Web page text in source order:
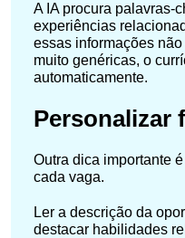
A IA procura palavras-
experiências
essas informações
muito genéricas, o
automaticamente.
Personalizar
Outra dica importante
cada vaga.
Ler a descrição da
destacar habilidades